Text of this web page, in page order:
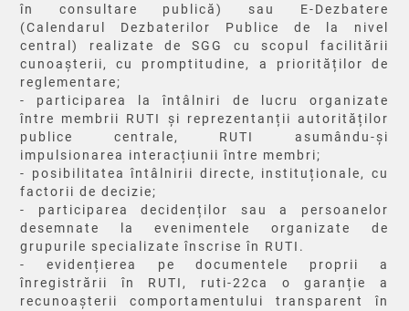
în consultare publică) sau E-Dezbatere
(Calendarul Dezbaterilor Publice de la nivel
central) realizate de SGG cu scopul facilitării
cunoașterii, cu promptitudine, a priorităților de
reglementare;
- participarea la întâlniri de lucru organizate
între membrii RUTI și reprezentanții autorităților
publice centrale, RUTI asumându-și
impulsionarea interacțiunii între membri;
- posibilitatea întâlnirii directe, instituționale, cu
factorii de decizie;
- participarea decidenților sau a persoanelor
desemnate la evenimentele organizate de
grupurile specializate înscrise în RUTI.
- evidențierea pe documentele proprii a
înregistrării în RUTI, ruti-22ca o garanție a
recunoașterii comportamentului transparent în